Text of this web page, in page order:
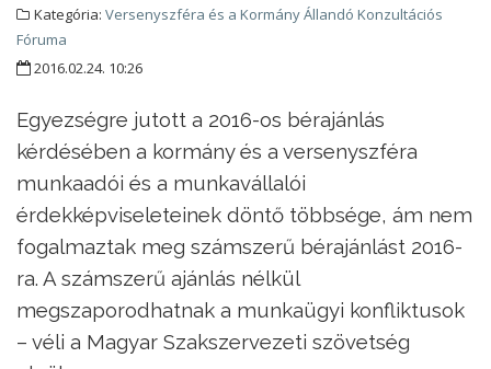
Kategória: Versenyszféra és a Kormány Állandó Konzultációs
Fóruma
2016.02.24. 10:26
Egyezségre jutott a 2016-os bérajánlás
kérdésében a kormány és a versenyszféra
munkaadói és a munkavállalói
érdekképviseleteinek döntő többsége, ám nem
fogalmaztak meg számszerű bérajánlást 2016-
ra. A számszerű ajánlás nélkül
megszaporodhatnak a munkaügyi konfliktusok
– véli a Magyar Szakszervezeti szövetség